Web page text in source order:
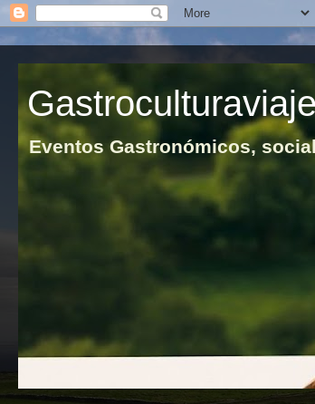
Eventos Gastronómicos,